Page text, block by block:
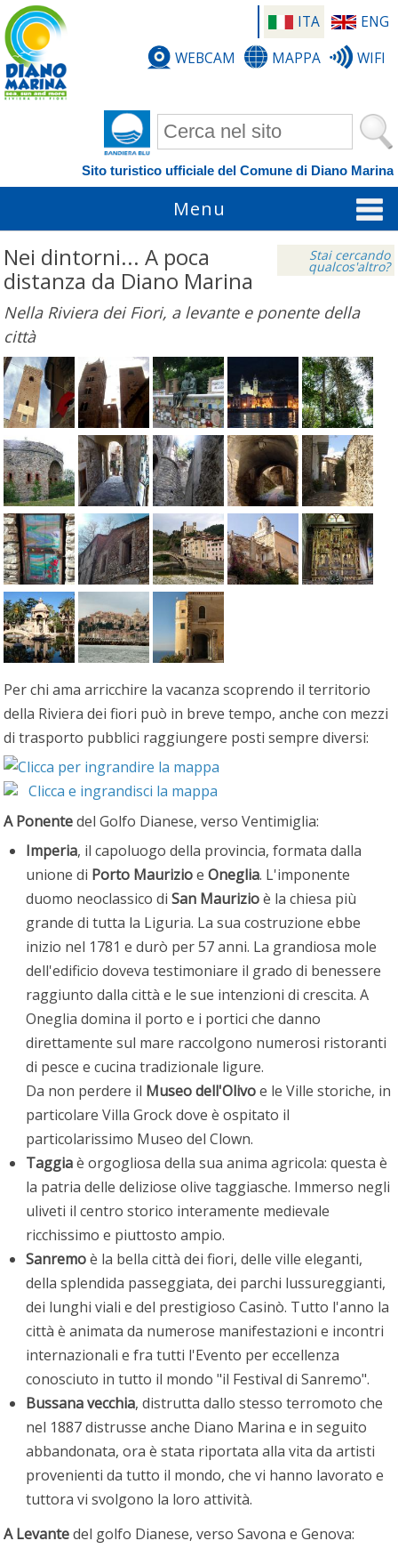
ITA
ENG
WEBCAM
MAPPA WIFI
Form di ricerca
Sito turistico ufficiale del Comune di Diano Marina
Menu
Stai cercando
qualcos'altro?
Nei dintorni... A poca
distanza da Diano Marina
Nella Riviera dei Fiori, a levante e ponente della
città
Per chi ama arricchire la vacanza scoprendo il territorio
della Riviera dei fiori può in breve tempo, anche con mezzi
di trasporto pubblici raggiungere posti sempre diversi:
Clicca e ingrandisci la mappa
A Ponentedel Golfo Dianese, verso Ventimiglia:
Imperia, il capoluogo della provincia, formata dalla
unione di Porto MaurizioeOneglia. L'imponente
duomo neoclassico diSan Maurizioè la chiesa più
grande di tutta la Liguria. La sua costruzione ebbe
inizio nel 1781 e durò per 57 anni. La grandiosa mole
dell'edificio doveva testimoniare il grado di benessere
raggiunto dalla città e le sue intenzioni di crescita. A
Oneglia domina il porto e i portici che danno
direttamente sul mare raccolgono numerosi ristoranti
di pesce e cucina tradizionale ligure.
Da non perdere il Museo dell'Olivoe le Ville storiche, in
particolare Villa Grock dove è ospitato il
particolarissimo Museo del Clown.
Taggiaè orgogliosa della sua anima agricola: questa è
la patria delle deliziose olive taggiasche. Immerso negli
uliveti il centro storico interamente medievale
ricchissimo e piuttosto ampio.
Sanremoè la bella città dei fiori, delle ville eleganti,
della splendida passeggiata, dei parchi lussureggianti,
dei lunghi viali e del prestigioso Casinò. Tutto l'anno la
città è animata da numerose manifestazioni e incontri
internazionali e fra tutti l'Evento per eccellenza
conosciuto in tutto il mondo "il Festival di Sanremo".
Bussana vecchia, distrutta dallo stesso terromoto che
nel 1887 distrusse anche Diano Marina e in seguito
abbandonata, ora è stata riportata alla vita da artisti
provenienti da tutto il mondo, che vi hanno lavorato e
tuttora vi svolgono la loro attività.
A Levantedel golfo Dianese, verso Savona e Genova: